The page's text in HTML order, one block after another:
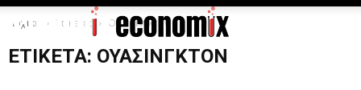
Αρχική Ετικέτες Ουάσινγκτον
ΕΤΙΚΈΤΑ: ΟΥΆΣΙΝΓΚΤΟΝ